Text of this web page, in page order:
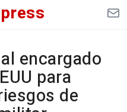
press
encargado
para
de